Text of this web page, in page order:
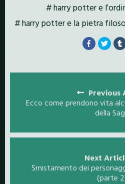
harry potter e
harry potter e la pietra
navigation
Previous
Ecco come prendono vita
della
Next
Smistamento dei
(parte